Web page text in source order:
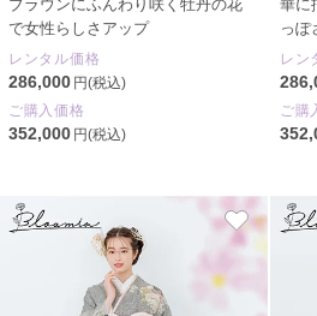
ブラウンにふんわり咲く牡丹の花
で女性らしさアップ
レンタル価格
286,000 円(税込)
ご購入価格
352,000 円(税込)
華に
っぽ
レン
ご購